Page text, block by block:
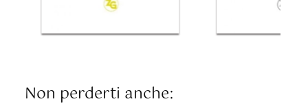
Non perderti anche: